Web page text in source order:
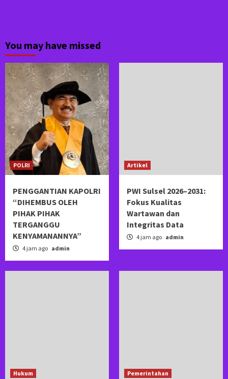
You may have missed
POLRI
PENGGANTIAN KAPOLRI
“DIHEMBUS OLEH
PIHAK PIHAK
TERGANGGU
KENYAMANANNYA”
4 jam ago admin
Artikel
PWI Sulsel 2026–2031:
Fokus Kualitas
Wartawan dan
Integritas Data
4 jam ago admin
Hukum Pemerintahan